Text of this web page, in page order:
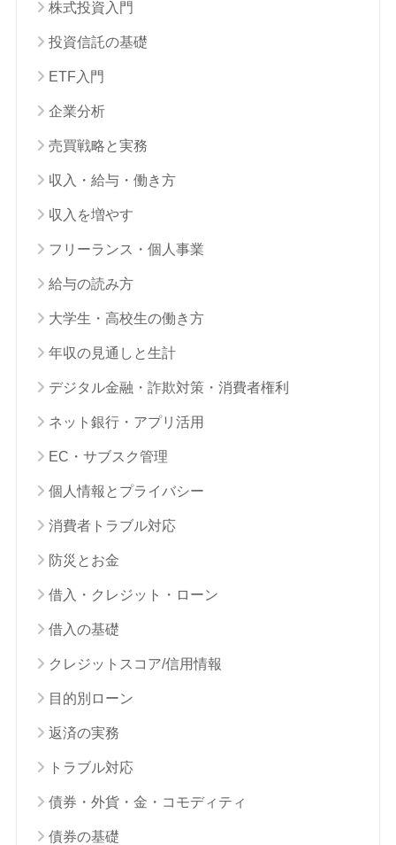
株式投資入門
投資信託の基礎
ETF入門
企業分析
売買戦略と実務
収入・給与・働き方
収入を増やす
フリーランス・個人事業
給与の読み方
大学生・高校生の働き方
年収の見通しと生計
デジタル金融・詐欺対策・消費者権利
ネット銀行・アプリ活用
EC・サブスク管理
個人情報とプライバシー
消費者トラブル対応
防災とお金
借入・クレジット・ローン
借入の基礎
クレジットスコア/信用情報
目的別ローン
返済の実務
トラブル対応
債券・外貨・金・コモディティ
債券の基礎